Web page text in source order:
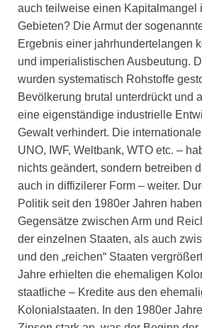
auch teilweise einen Kapitalmangel
Gebieten? Die Armut der
Ergebnis einer jahrhundertelangen
und imperialistischen Ausbeutung.
wurden systematisch Rohstoffe
Bevölkerung brutal unterdrückt und
eine eigenständige industrielle
Gewalt verhindert. Die
UNO, IWF, Weltbank, WTO etc. –
nichts geändert, sondern betreiben
auch in diffizilerer Form – weiter.
Politik seit den 1980er Jahren
Gegensätze zwischen Arm und
der einzelnen Staaten, als auch
und den „reichen“ Staaten
Jahre erhielten die ehemaligen
staatliche – Kredite aus den
Kolonialstaaten. In den 1980er